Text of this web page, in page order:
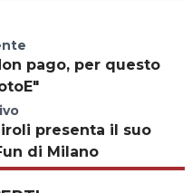
pago, per questo
presenta il suo
di Milano